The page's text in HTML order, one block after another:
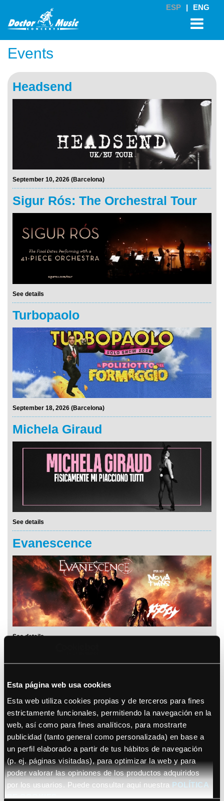
Esta página web usa cookies
Esta web utiliza cookies propias y de terceros para fines
estrictamente funcionales, permitiendo la navegación en la
web, así como para fines analíticos, para mostrarte
publicidad (tanto general como personalizada) en base a
un perfil elaborado a partir de tus hábitos de navegación
(p. ej. páginas visitadas), para optimizar la web y para
poder valorar las opiniones de los productos adquiridos
por los usuarios. Puede consultar aquí nuestra POLÍTICA
DE COOKIES
Events
Headsend
September 10, 2026 (Barcelona)
Sigur Rós: The Orchestral Tour
See details
Turbopaolo
September 18, 2026 (Barcelona)
Michela Giraud
See details
Evanescence
See details
October 22, 2026 (Barcelona)
Sananda Maitreya
ESP | ENG